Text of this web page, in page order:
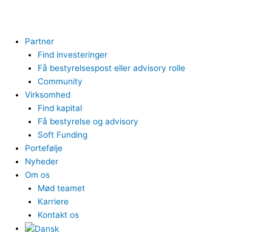
Partner
Find investeringer
Få bestyrelsespost eller advisory rolle
Community
Virksomhed
Find kapital
Få bestyrelse og advisory
Soft Funding
Portefølje
Nyheder
Om os
Mød teamet
Karriere
Kontakt os